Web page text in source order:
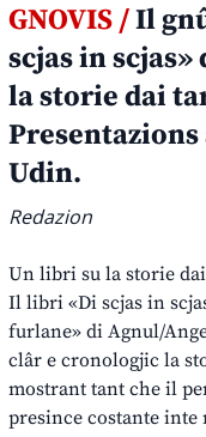
GNOVIS /Il
scjas in
la storie dai
Presentazions
Udin.
Redazion
Un libri su la storie
Il libri «Di scjas in
furlane» di Agnul/
clâr e cronologjic la
mostrant tant che il
presince costante inte